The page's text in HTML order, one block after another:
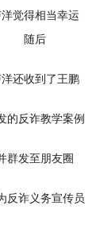
洋觉得相当幸运
随后
洋还收到了王鹏
的反诈教学案例
群发至朋友圈
反诈义务宣传员